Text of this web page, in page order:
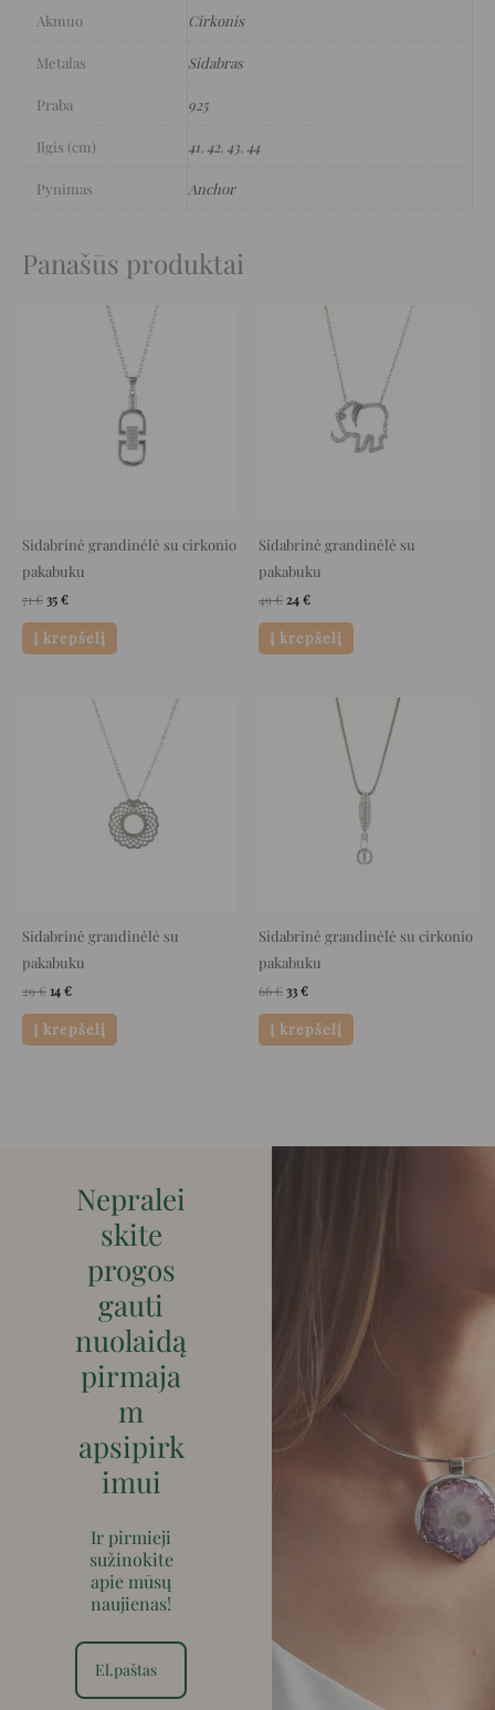
Akmuo Cirkonis
Metalas Sidabras
Praba 925
Ilgis (cm) 41 42, 43 44
Pynimas Anchor
Panašūs produktai
Sidabrinė grandinėlė su cirkonio
pakabuku
71€35€
Current
Į krepšelį
Sidabrinė grandinėlė su
pakabuku
49€
Original
24€
Current
price
24 €.
Į krepšelį
Sidabrinė grandinėlė su
pakabuku
29€
Original
14€
Current
price
Į krepšelį
Sidabrinė grandinėlė su cirkonio
pakabuku
66€33€
Current
Į krepšelį
Nepralei
skite
progos
gauti
nuolaidą
pirmaja
m
apsipirk
imui
Ir pirmieji
sužinokite
apie mūsų
naujienas!